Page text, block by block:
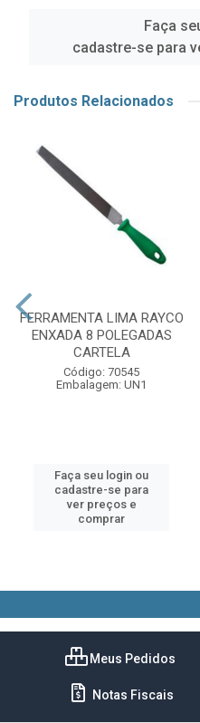
Faça
cadastre-se para
Produtos Relacionados
FERRAMENTA LIMA RAYCO
ENXADA 8 POLEGADAS
CARTELA
Código: 70545
Embalagem: UN1
Faça seu login ou
cadastre-se para
ver preços e
comprar
Meus Pedidos
Notas Fiscais